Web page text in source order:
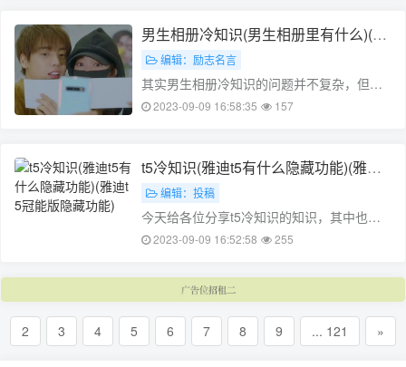
门的城市宁波习俗有哪些宁波的冬天到
底……
男生相册冷知识(男生相册里有什么)(男
生手机相册有什么秘密)
编辑：励志名言
其实男生相册冷知识的问题并不复杂，但是
又很多的朋友都不太了解男生相册里有什
家，下面我们一起来看看这个问题的分析
吧……
2023-09-09 16:58:35 157
t5冷知识(雅迪t5有什么隐藏功能)(雅迪t
5冠能版隐藏功能)
编辑：投稿
今天给各位分享t5冷知识的知识，其中也会
对雅迪t5有什么隐藏功能进行解释，如果能
站，现在开始吧！本文目录t5灯管白光和暖
光的区别雅迪t5有什么隐藏功能……
2023-09-09 16:52:58 255
2 3 4 5 6 7 8 9 ... 121 »